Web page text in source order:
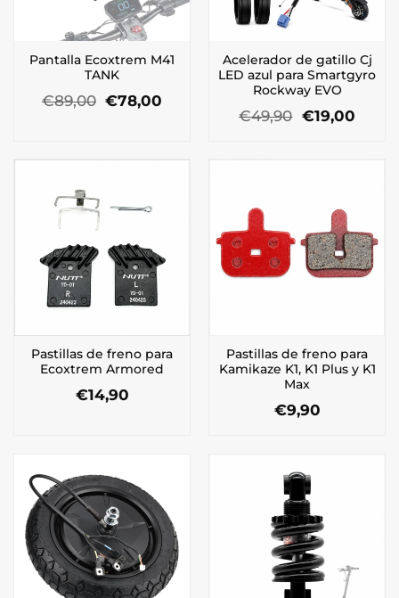
Pantalla Ecoxtrem M41
TANK
€89,00 El
precio
€89,00.
€78,00
€78,00.
Acelerador de gatillo Cj
LED azul para Smartgyro
Rockway EVO
€49,90 El
precio
€19,00El
Pastillas de freno para
Ecoxtrem Armored
€14,90
Pastillas de freno para
Kamikaze K1, K1 Plus y K1
Max
€9,90